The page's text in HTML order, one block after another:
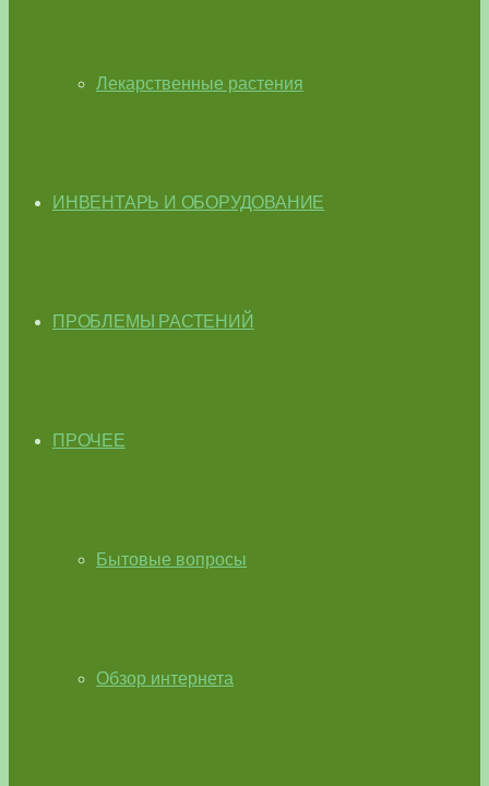
Лекарственные растения
ИНВЕНТАРЬ И ОБОРУДОВАНИЕ
ПРОБЛЕМЫ РАСТЕНИЙ
ПРОЧЕЕ
Бытовые вопросы
Обзор интернета